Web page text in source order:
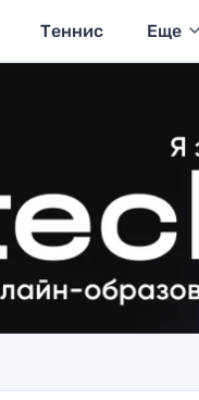
Теннис Еще